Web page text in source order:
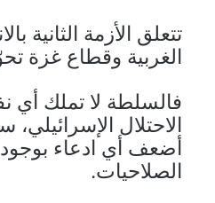
تتعلق الأزمة
الغربية وقطاع غزة
فالسلطة لا تملك أي
الاحتلال الإسرائيلي،
أضعف أي ادعاء بوجود
الصلاحيات.